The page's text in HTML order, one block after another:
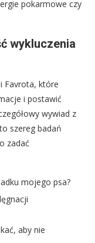
pokarmowe czy
wykluczenia
Favrota, które
i postawić
wywiad z
szereg badań
zadać
mojego psa?
aby nie